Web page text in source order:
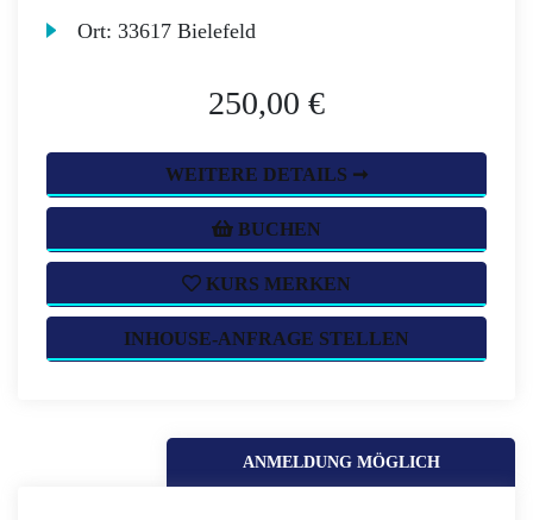
Ort:33617 Bielefeld
250,00 €
WEITERE DETAILS ➞
BUCHEN
KURS MERKEN
INHOUSE-ANFRAGE STELLEN
ANMELDUNG MÖGLICH